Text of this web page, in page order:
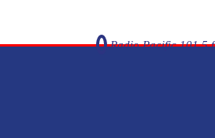
Radio Pacific 101.5